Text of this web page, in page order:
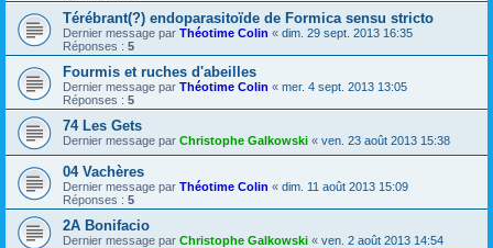
Térébrant(?) endoparasitoïde de Formica sensu stricto
Dernier message par Théotime Colin « dim. 29 sept. 2013 16:35
Réponses : 5
Fourmis et ruches d'abeilles
Dernier message par Théotime Colin « mer. 4 sept. 2013 13:05
Réponses : 5
74 Les Gets
Dernier message par Christophe Galkowski « ven. 23 août 2013 15:38
04 Vachères
Dernier message par Théotime Colin « dim. 11 août 2013 15:09
Réponses : 5
2A Bonifacio
Dernier message par Christophe Galkowski « ven. 2 août 2013 14:54